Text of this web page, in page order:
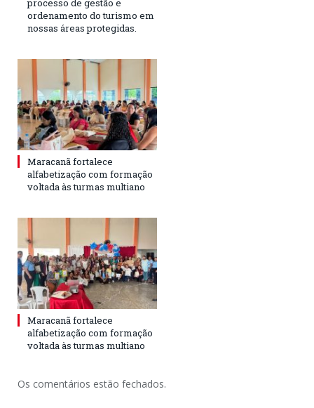
ordenamento do turismo em
nossas áreas protegidas.
Maracanã fortalece
alfabetização com formação
voltada às turmas multiano
Maracanã fortalece
alfabetização com formação
voltada às turmas multiano
Os comentários estão fechados.